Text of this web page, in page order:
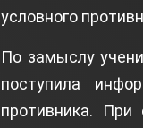
условного
По замыслу
поступила
противника.